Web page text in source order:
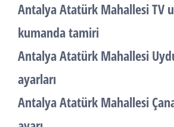
Antalya Atatürk Mahallesi TV
kumanda tamiri
Antalya Atatürk Mahallesi Uydu
ayarları
Antalya Atatürk Mahallesi